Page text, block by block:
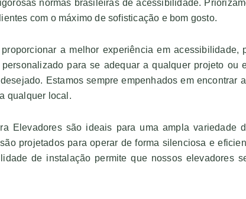
normas brasileiras de acessibilidade.
com o máximo de sofisticação e bom gosto.
a melhor experiência em
para se adequar a qualquer projeto
Estamos sempre empenhados em
qualquer local.
Elevadores são ideais para uma ampla variedade
projetados para operar de forma silenciosa e
de instalação permite que nossos elevadores